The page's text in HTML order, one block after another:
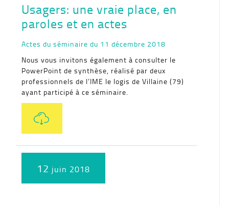
Usagers: une vraie place, en
paroles et en actes
Actes du séminaire du 11 décembre 2018
Nous vous invitons également à consulter le
PowerPoint de synthèse, réalisé par deux
professionnels de l’IME le logis de Villaine (79)
ayant participé à ce séminaire.
12 juin 2018